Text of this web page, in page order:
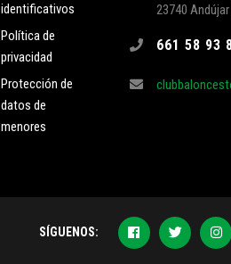
identificativos
Política de
privacidad
Protección de
datos de
menores
23740
661 58 93
SÍGUENOS: